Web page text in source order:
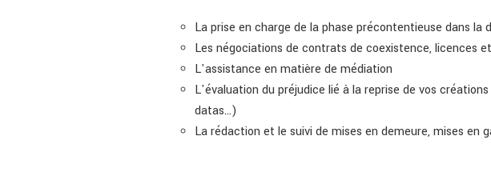
La prise en charge de la phase précontentieuse dans la
Les négociations de contrats de coexistence, licences
L'assistance en matière de médiation
L'évaluation du préjudice lié à la reprise de vos
datas...)
La rédaction et le suivi de mises en demeure, mises en